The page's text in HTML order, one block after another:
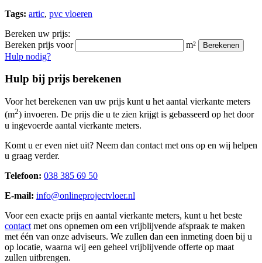
Tags: artic, pvc vloeren
Bereken uw prijs:
Bereken prijs voor
m² Berekenen
Hulp nodig?
Hulp bij prijs berekenen
Voor het berekenen van uw prijs kunt u het aantal vierkante meters
(m2) invoeren. De prijs die u te zien krijgt is gebasseerd op het door
u ingevoerde aantal vierkante meters.
Komt u er even niet uit? Neem dan contact met ons op en wij helpen
u graag verder.
Telefoon: 038 385 69 50
E-mail: info@onlineprojectvloer.nl
Voor een exacte prijs en aantal vierkante meters, kunt u het beste
contact met ons opnemen om een vrijblijvende afspraak te maken
met één van onze adviseurs. We zullen dan een inmeting doen bij u
op locatie, waarna wij een geheel vrijblijvende offerte op maat
zullen uitbrengen.